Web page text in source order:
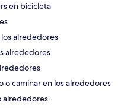
en bicicleta
alrededores
alrededores
o caminar en los alrededores
alrededores